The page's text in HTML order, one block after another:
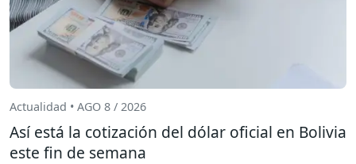
Actualidad • AGO 8 / 2026
Así está la cotización del dólar oficial en Bolivia
este fin de semana